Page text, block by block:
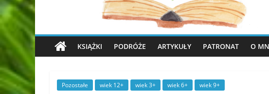
KSIĄŻKI PODRÓŻE ARTYKUŁY PATRONAT O
Pozostałe wiek 12+ wiek 3+ wiek 6+ wiek 9+